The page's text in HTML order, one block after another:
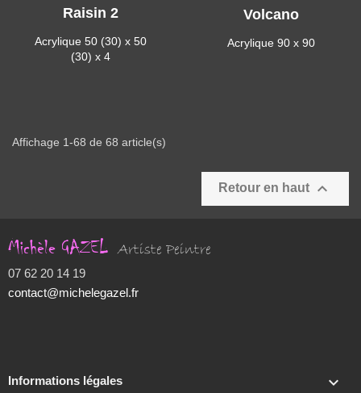
Raisin 2
Acrylique 50 (30) x 50
(30) x 4
Volcano
Acrylique 90 x 90
Affichage 1-68 de 68 article(s)
Retour en haut 
Michèle GAZEL Artiste Peintre
07 62 20 14 19
contact@michelegazel.fr
Informations légales 